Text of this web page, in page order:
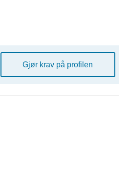
Gjør krav på profilen